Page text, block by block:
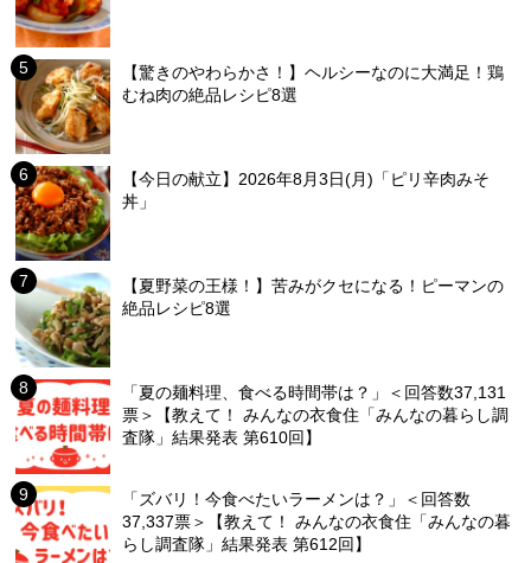
【驚きのやわらかさ！】ヘルシーなのに大満足！鶏
むね肉の絶品レシピ8選
【今日の献立】2026年8月3日(月)「ピリ辛肉みそ
丼」
【夏野菜の王様！】苦みがクセになる！ピーマンの
絶品レシピ8選
「夏の麺料理、食べる時間帯は？」＜回答数37,131
票＞【教えて！ みんなの衣食住「みんなの暮らし調
査隊」結果発表 第610回】
「ズバリ！今食べたいラーメンは？」＜回答数
37,337票＞【教えて！ みんなの衣食住「みんなの暮
らし調査隊」結果発表 第612回】